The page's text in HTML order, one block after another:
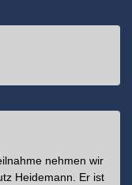
nehmen wir
Heidemann. Er ist